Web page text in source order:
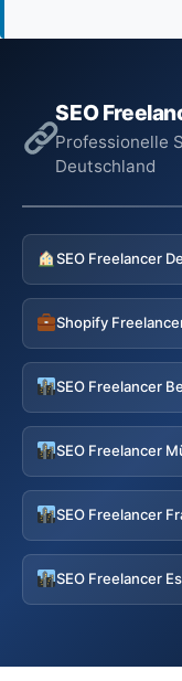
SEO
Professionelle
Deutschland
Shopify
SEO Freelancer
SEO Freelancer
SEO Freelancer
SEO Freelancer